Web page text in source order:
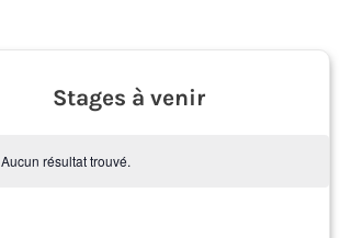
Stages à venir
Aucun résultat trouvé.